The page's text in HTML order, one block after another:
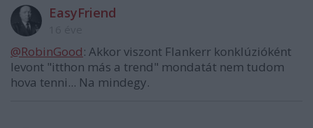
EasyFriend
@RobinGood: Akkor viszont Flankerr konklúzióként
levont "itthon más a trend" mondatát nem tudom
hova tenni... Na mindegy.